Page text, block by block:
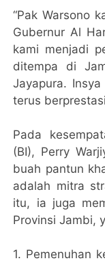
“Pak Warsono
Gubernur Al
kami menjadi
ditempa di
Jayapura.
terus
Pada
(BI), Perry
buah pantun
adalah mitra
itu, ia juga
Provinsi Jambi,
1. Pemenuhan